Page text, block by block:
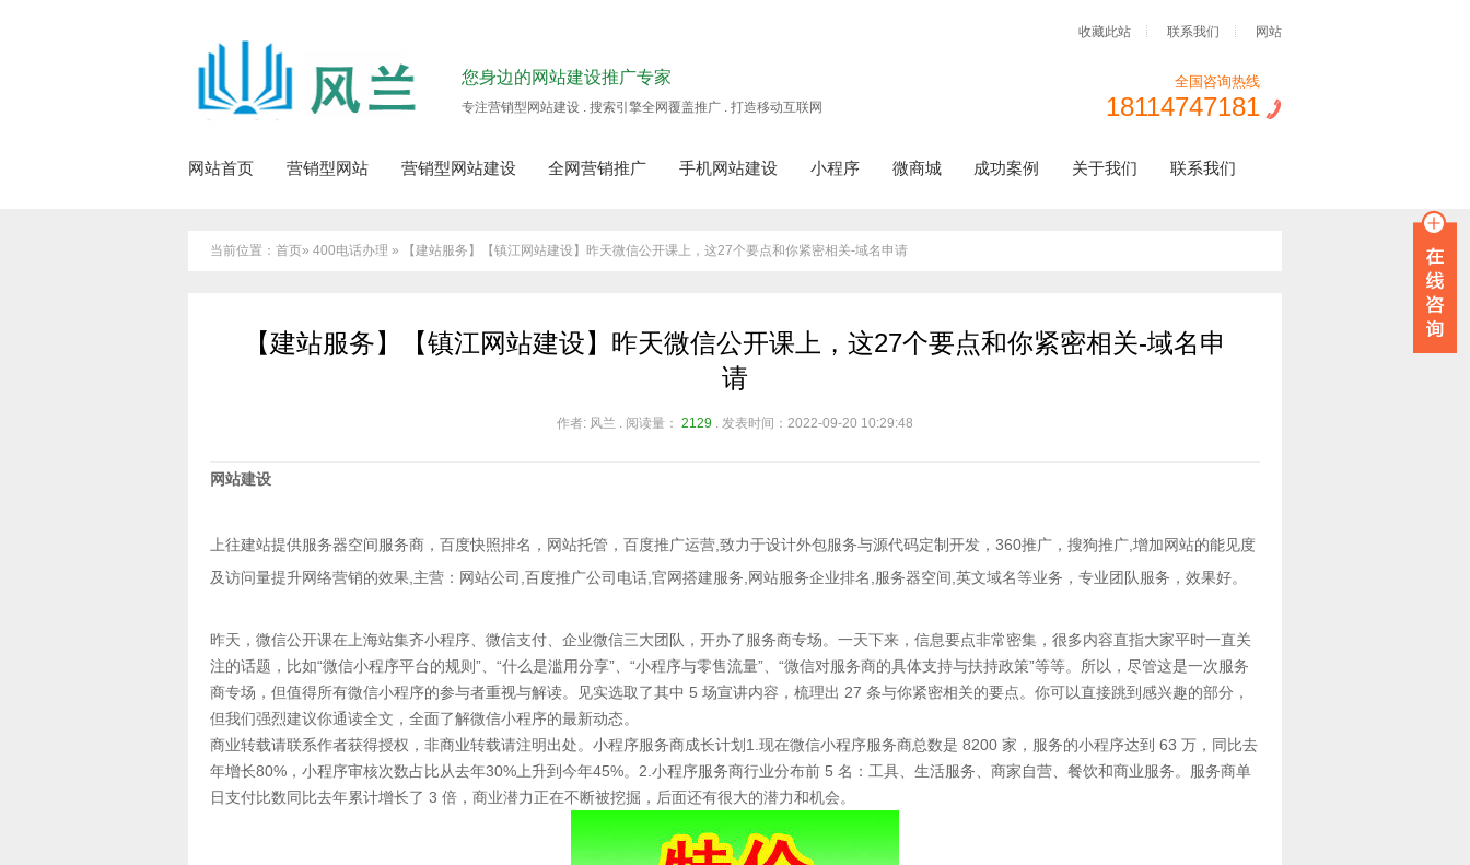
收藏此站 联系我们 网站
您身边的网站建设推广专家
专注营销型网站建设 . 搜索引擎全网覆盖推广 . 打造移动互联网
全国咨询热线
18114747181
网站首页 营销型网站 营销型网站建设 全网营销推广 手机网站建设 小程序 微商城 成功案例 关于我们 联系我们
当前位置：首页» 400电话办理 » 【建站服务】【镇江网站建设】昨天微信公开课上，这27个要点和你紧密相关-域名申请
【建站服务】【镇江网站建设】昨天微信公开课上，这27个要点和你紧密相关-域名申
请
作者: 风兰 . 阅读量： 2129 . 发表时间：2022-09-20 10:29:48
网站建设
上往建站提供服务器空间服务商 ， 百度快照排名 ， 网站托管 ， 百度推广运营 ,致力于设计外包服务与源代码定制开发 ， 360推广 ， 搜狗推广 ,增加网站的能见度
及访问量提升网络营销的效果,主营： 网站公司 百度推广公司电话 官网搭建服务 网站服务企业排名 服务器空间 英文域名等业务，专业团队服务，效果好。
昨天，微信公开课在上海站集齐小程序、微信支付、企业微信三大团队，开办了服务商专场。一天下来，信息要点非常密集，很多内容直指大家平时一直关
注的话题，比如“微信小程序平台的规则”、“什么是滥用分享”、“小程序与零售流量”、“微信对服务商的具体支持与扶持政策”等等。所以，尽管这是一次服务
商专场，但值得所有微信小程序的参与者重视与解读。见实选取了其中 5 场宣讲内容，梳理出 27 条与你紧密相关的要点。你可以直接跳到感兴趣的部分，
但我们强烈建议你通读全文，全面了解微信小程序的最新动态。
商业转载请联系作者获得授权，非商业转载请注明出处。小程序服务商成长计划1.现在微信小程序服务商总数是 8200 家，服务的小程序达到 63 万，同比去
年增长80%，小程序审核次数占比从去年30%上升到今年45%。2.小程序服务商行业分布前 5 名：工具、生活服务、商家自营、餐饮和商业服务。服务商单
日支付比数同比去年累计增长了 3 倍，商业潜力正在不断被挖掘，后面还有很大的潜力和机会。